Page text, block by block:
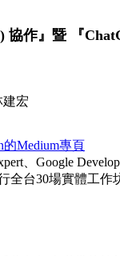
) 協作』暨 『
建宏
的Medium專頁
、Google
全台30場實體工作